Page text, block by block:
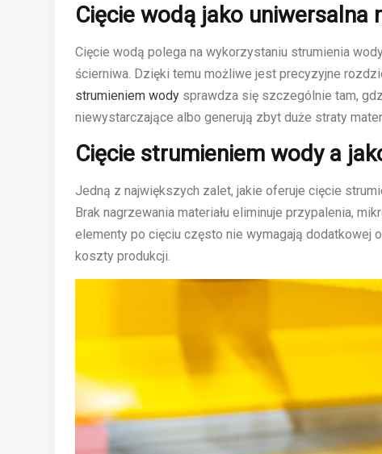
Cięcie wodą jako uniwersalna
Cięcie wodą polega na wykorzystaniu strumienia
ścierniwa. Dzięki temu możliwe jest precyzyjne
strumieniem wody sprawdza się szczególnie tam,
niewystarczające albo generują zbyt duże straty
Cięcie strumieniem wody a
Jedną z największych zalet, jakie oferuje cięcie
Brak nagrzewania materiału eliminuje przypalenia,
elementy po cięciu często nie wymagają dodatkowej
koszty produkcji.